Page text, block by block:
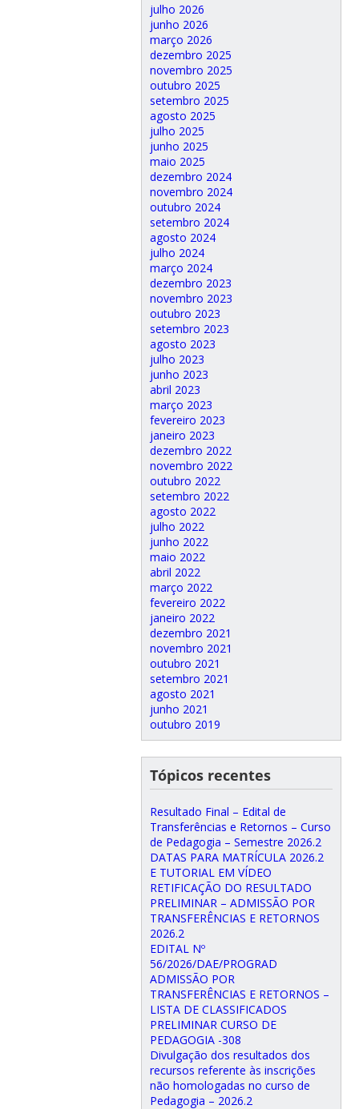
julho 2026
junho 2026
março 2026
dezembro 2025
novembro 2025
outubro 2025
setembro 2025
agosto 2025
julho 2025
junho 2025
maio 2025
dezembro 2024
novembro 2024
outubro 2024
setembro 2024
agosto 2024
julho 2024
março 2024
dezembro 2023
novembro 2023
outubro 2023
setembro 2023
agosto 2023
julho 2023
junho 2023
abril 2023
março 2023
fevereiro 2023
janeiro 2023
dezembro 2022
novembro 2022
outubro 2022
setembro 2022
agosto 2022
julho 2022
junho 2022
maio 2022
abril 2022
março 2022
fevereiro 2022
janeiro 2022
dezembro 2021
novembro 2021
outubro 2021
setembro 2021
agosto 2021
junho 2021
outubro 2019
Tópicos recentes
Resultado Final – Edital de
Transferências e Retornos – Curso
de Pedagogia – Semestre 2026.2
DATAS PARA MATRÍCULA 2026.2
E TUTORIAL EM VÍDEO
RETIFICAÇÃO DO RESULTADO
PRELIMINAR – ADMISSÃO POR
TRANSFERÊNCIAS E RETORNOS
2026.2
EDITAL Nº
56/2026/DAE/PROGRAD
ADMISSÃO POR
TRANSFERÊNCIAS E RETORNOS –
LISTA DE CLASSIFICADOS
PRELIMINAR CURSO DE
PEDAGOGIA -308
Divulgação dos resultados dos
recursos referente às inscrições
não homologadas no curso de
Pedagogia – 2026.2